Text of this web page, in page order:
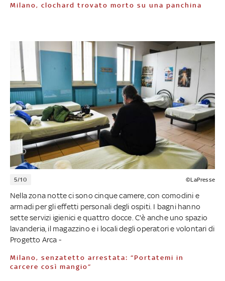
Milano, clochard trovato morto su una panchina
5/10 ©LaPresse
Nella zona notte ci sono cinque camere, con comodini e
armadi per gli effetti personali degli ospiti. I bagni hanno
sette servizi igienici e quattro docce. C'è anche uno spazio
lavanderia, il magazzino e i locali degli operatori e volontari di
Progetto Arca -
Milano, senzatetto arrestata: “Portatemi in
carcere così mangio”